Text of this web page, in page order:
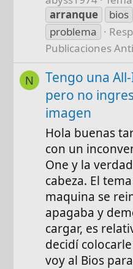
arranque
bios
problema
Publicaciones
N
Tengo una
pero no
imagen
Hola buenas
con un
One y la
cabeza. El
maquina se
apagaba y
cargar, es
decidí colocarle
voy al Bios